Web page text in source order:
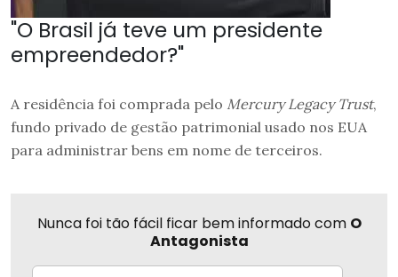
"O Brasil já teve um presidente
empreendedor?"
A residência foi comprada pelo Mercury Legacy Trust,
fundo privado de gestão patrimonial usado nos EUA
para administrar bens em nome de terceiros.
Nunca foi tão fácil ficar bem informado com O
Antagonista